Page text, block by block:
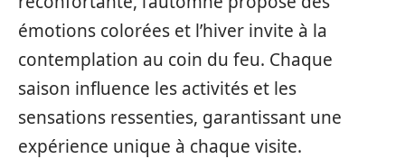
émotions colorées et l’hiver invite à la
contemplation au coin du feu. Chaque
saison influence les activités et les
sensations ressenties, garantissant une
expérience unique à chaque visite.